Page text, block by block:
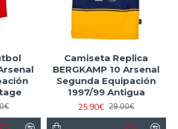
Camiseta Replica
BERGKAMP 10 Arsenal
Segunda Equipación
1997/99 Antigua
25.90€ 29.00€